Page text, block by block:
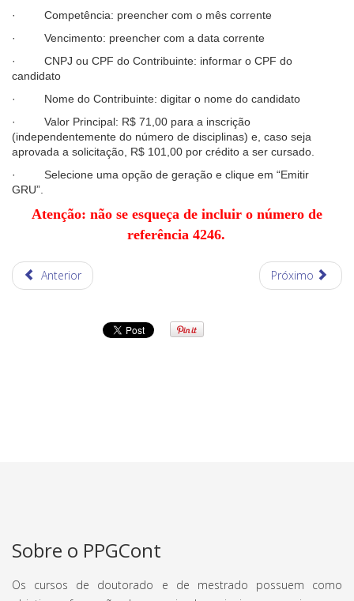
· Competência: preencher com o mês corrente
· Vencimento: preencher com a data corrente
· CNPJ ou CPF do Contribuinte: informar o CPF do
candidato
· Nome do Contribuinte: digitar o nome do candidato
· Valor Principal: R$ 71,00 para a inscrição
(independentemente do número de disciplinas) e, caso seja
aprovada a solicitação, R$ 101,00 por crédito a ser cursado.
· Selecione uma opção de geração e clique em “Emitir
GRU”.
Atenção: não se esqueça de incluir o número de
referência 4246.
Anterior Próximo
Sobre o PPGCont
Os cursos de doutorado e de mestrado possuem como